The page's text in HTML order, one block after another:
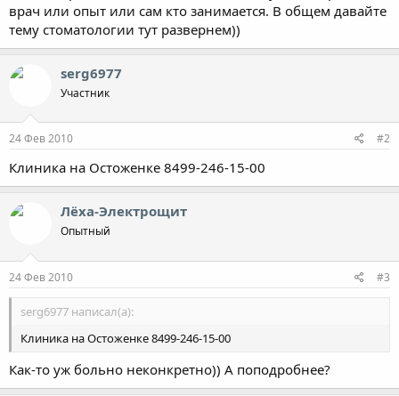
врач или опыт или сам кто занимается. В общем давайте
тему стоматологии тут развернем))
serg6977
Участник
24 Фев 2010 #2
Клиника на Остоженке 8499-246-15-00
Лёха-Электрощит
Опытный
24 Фев 2010 #3
serg6977 написал(а):
Клиника на Остоженке 8499-246-15-00
Как-то уж больно неконкретно)) А поподробнее?